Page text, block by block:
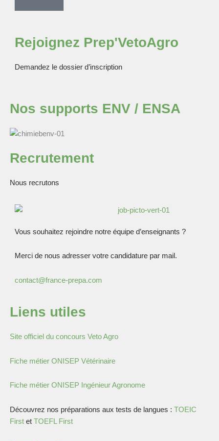
Rejoignez Prep'VetoAgro
Demandez le dossier d’inscription
Nos supports ENV / ENSA
Recrutement
Nous recrutons
Vous souhaitez rejoindre notre équipe d’enseignants ?
Merci de nous adresser votre candidature par mail.
contact@france-prepa.com
Liens utiles
Site officiel du concours Veto Agro
Fiche métier ONISEP Vétérinaire
Fiche métier ONISEP Ingénieur Agronome
Découvrez nos préparations aux tests de langues : TOEIC
First et TOEFL First